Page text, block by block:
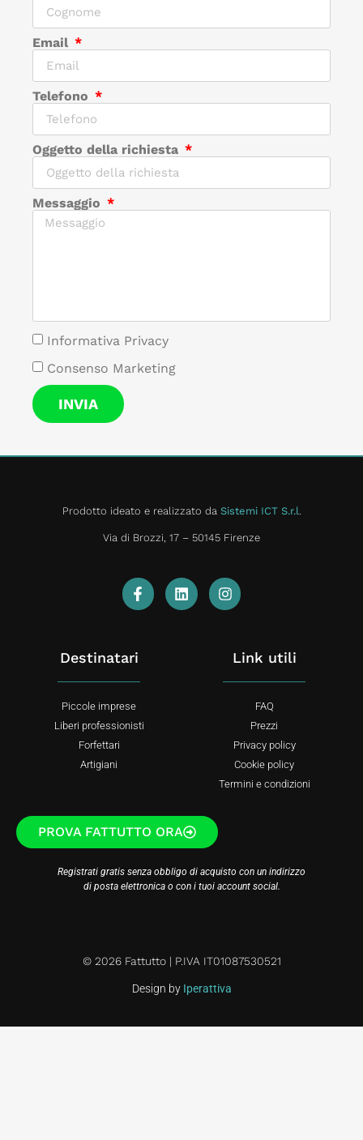
Email
Telefono
Oggetto della richiesta
Messaggio
Informativa Privacy
Consenso Marketing
INVIA
Prodotto ideato e realizzato da Sistemi ICT S.r.l
Via di Brozzi, 17 – 50145 Firenze
Destinatari
Piccole imprese
Liberi professionisti
Forfettari
Artigiani
Link utili
FAQ
Prezzi
Privacy policy
Cookie policy
Termini e condizioni
PROVA FATTUTTO ORA
Registrati gratis senza obbligo di acquisto con un indirizzo
di posta elettronica o con i tuoi account social.
© 2026 Fattutto | P.IVA IT01087530521
Design by Iperattiva